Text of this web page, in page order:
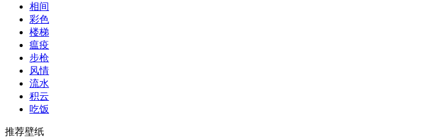
相间
彩色
楼梯
瘟疫
步枪
风情
流水
积云
吃饭
推荐壁纸